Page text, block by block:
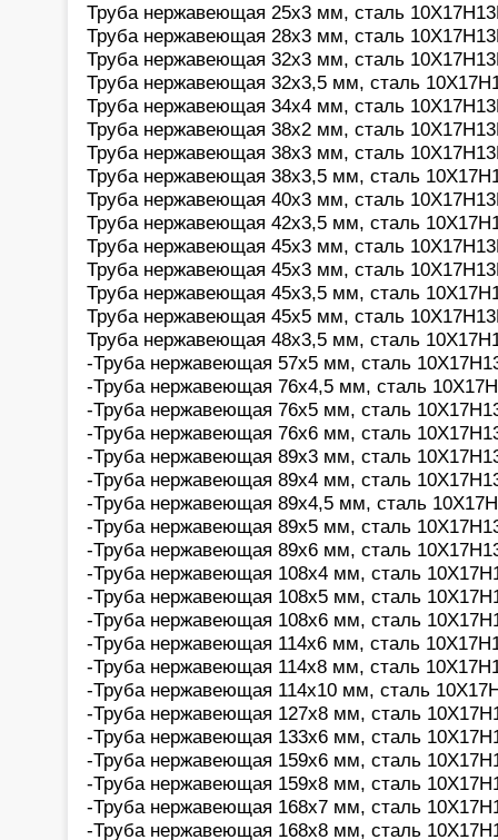
Труба нержавеющая 25х3 мм, сталь
Труба нержавеющая 28х3 мм, сталь
Труба нержавеющая 32х3 мм, сталь
Труба нержавеющая 32х3,5 мм, сталь
Труба нержавеющая 34х4 мм, сталь
Труба нержавеющая 38х2 мм, сталь
Труба нержавеющая 38х3 мм, сталь
Труба нержавеющая 38х3,5 мм, сталь
Труба нержавеющая 40х3 мм, сталь
Труба нержавеющая 42х3,5 мм, сталь
Труба нержавеющая 45х3 мм, сталь
Труба нержавеющая 45х3 мм, сталь
Труба нержавеющая 45х3,5 мм, сталь
Труба нержавеющая 45х5 мм, сталь
Труба нержавеющая 48х3,5 мм, сталь
-Труба нержавеющая 57х5 мм, сталь
-Труба нержавеющая 76х4,5 мм, сталь
-Труба нержавеющая 76х5 мм, сталь
-Труба нержавеющая 76х6 мм, сталь
-Труба нержавеющая 89х3 мм, сталь
-Труба нержавеющая 89х4 мм, сталь
-Труба нержавеющая 89х4,5 мм, сталь
-Труба нержавеющая 89х5 мм, сталь
-Труба нержавеющая 89х6 мм, сталь
-Труба нержавеющая 108х4 мм, сталь
-Труба нержавеющая 108х5 мм, сталь
-Труба нержавеющая 108х6 мм, сталь
-Труба нержавеющая 114х6 мм, сталь
-Труба нержавеющая 114х8 мм, сталь
-Труба нержавеющая 114х10 мм, сталь
-Труба нержавеющая 127х8 мм, сталь
-Труба нержавеющая 133х6 мм, сталь
-Труба нержавеющая 159х6 мм, сталь
-Труба нержавеющая 159х8 мм, сталь
-Труба нержавеющая 168х7 мм, сталь
-Труба нержавеющая 168х8 мм, сталь